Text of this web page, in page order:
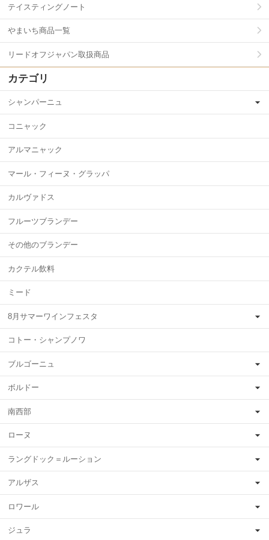
テイスティングノート
やまいち商品一覧
リードオフジャパン取扱商品
カテゴリ
シャンパーニュ
コニャック
アルマニャック
マール・フィーヌ・グラッパ
カルヴァドス
フルーツブランデー
その他のブランデー
カクテル飲料
ミード
8月サマーワインフェスタ
コトー・シャンプノワ
ブルゴーニュ
ボルドー
南西部
ローヌ
ラングドック＝ルーション
アルザス
ロワール
ジュラ